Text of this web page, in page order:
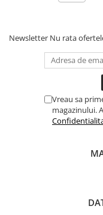
Newsletter Nu rata
Vreau sa
magazinului.